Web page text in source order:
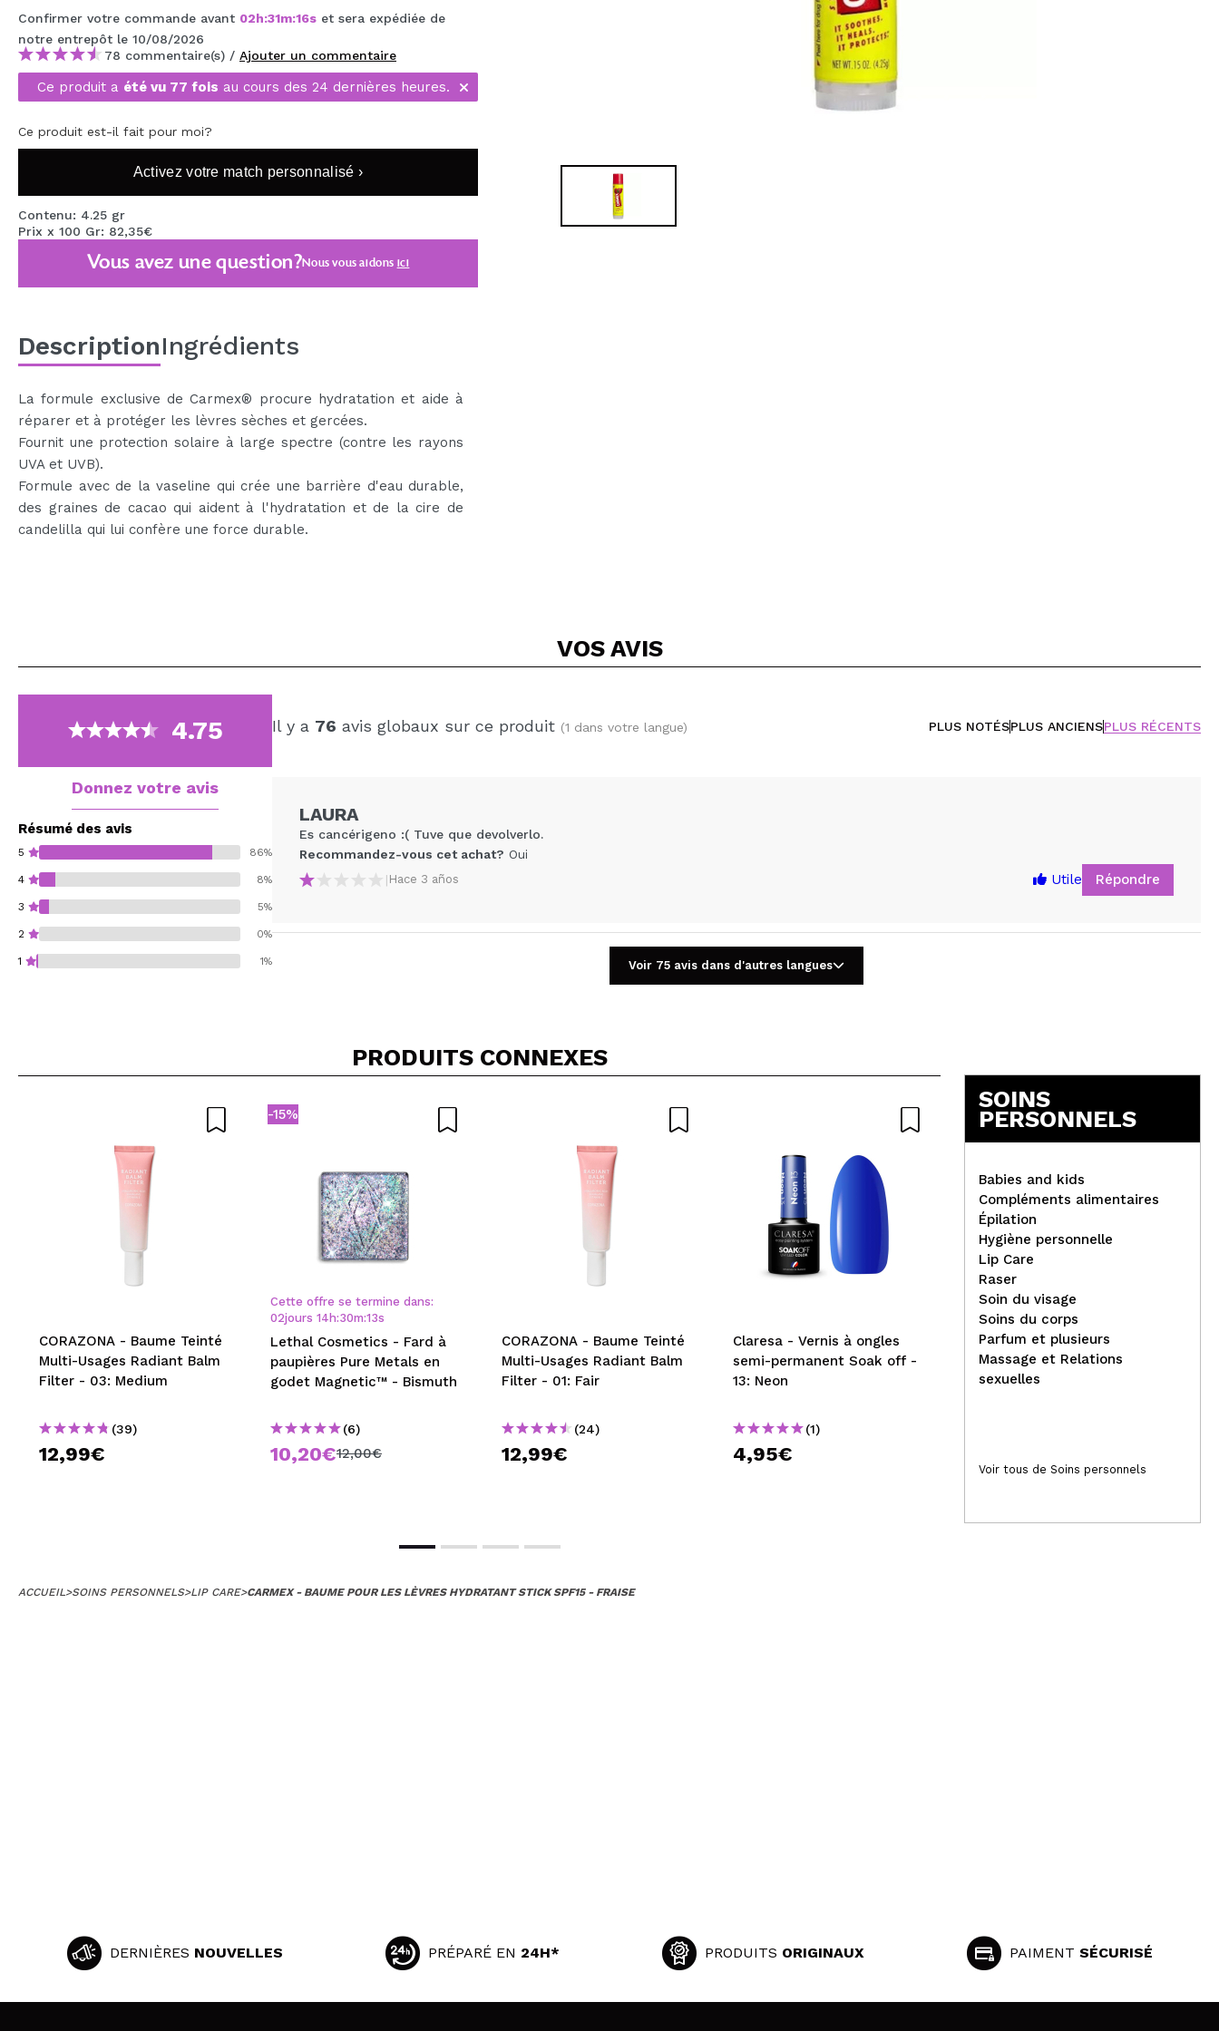
MAQUIFARMA
KOREA ZONE
TRAVEL SIZE
NATURE
OFFRES
OUTLET
ILS SONT REVENUS!
BIENTÔT DISPONIBLE
CRÉER UN COMPTE
Confirmer votre commande avant 02h:31m:15set sera expédiée de
notre entrepôt le 10/08/2026
78 commentaire(s) / Ajouter un commentaire
Ce produit a été vu 77 fois au cours des 24 dernières heures.
Ce produit est-il fait pour moi?
Activez votre match personnalisé ›
Contenu: 4.25 gr
Prix x 100 Gr: 82,35€
Vous avez une question?Nous vous aidons ici
DescriptionIngrédients
La formule exclusive de Carmex® procure hydratation et aide à
réparer et à protéger les lèvres sèches et gercées.
Fournit une protection solaire à large spectre (contre les rayons
UVA et UVB).
Formule avec de la vaseline qui crée une barrière d'eau durable,
des graines de cacao qui aident à l'hydratation et de la cire de
candelilla qui lui confère une force durable.
VOS AVIS
4.75
Donnez votre avis
Résumé des avis
5 86%
4 8%
3 5%
2 0%
1 1%
Il y a 76 avis globaux sur ce produit (1 dans votre langue) PLUS NOTÉSPLUS ANCIENSPLUS RÉCENTS
Partager une vidéo ou une photo
Recommandez-vous cet achat? Oui Non
ENVOYER
LAURA
Es cancérigeno :( Tuve que devolverlo.
Recommandez-vous cet achat? Oui
| Hace 3 años Utile Répondre
Voir 75 avis dans d'autres langues
PRODUITS CONNEXES
CORAZONA - Baume Teinté
Multi-Usages Radiant Balm
Filter - 03: Medium
(39)
12,99€
-15%
Cette offre se termine dans:
02jours 14h:30m:12s
Lethal Cosmetics - Fard à
paupières Pure Metals en
godet Magnetic™ - Bismuth
(6)
10,20€12,00€
CORAZONA - Baume Teinté
Multi-Usages Radiant Balm
Filter - 01: Fair
(24)
12,99€
Claresa - Vernis à ongles
semi-permanent Soak off -
13: Neon
(1)
4,95€
Agrado - Bain de bouche
pour enfants - Fraise
SOINS
PERSONNELS
Babies and kids
Compléments alimentaires
Épilation
Hygiène personnelle
Lip Care
Raser
Soin du visage
Soins du corps
Parfum et plusieurs
Massage et Relations
sexuelles
Voir tous de Soins personnels
ACCUEIL >SOINS PERSONNELS>LIP CARE>CARMEX - BAUME POUR LES LÈVRES HYDRATANT STICK SPF15 - FRAISE
DERNIÈRES NOUVELLES PRÉPARÉ EN 24H* PRODUITS ORIGINAUX PAIMENT SÉCURISÉ